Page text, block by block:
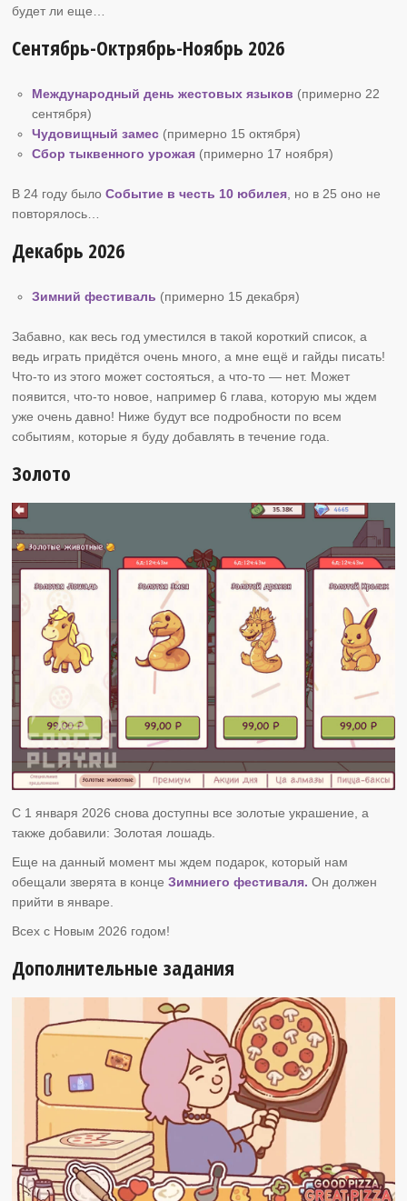
будет ли еще…
Сентябрь-Октрябрь-Ноябрь 2026
Международный день жестовых языков (примерно 22
сентября)
Чудовищный замес (примерно 15 октября)
Сбор тыквенного урожая (примерно 17 ноября)
В 24 году былоСобытие в честь 10 юбилея , но в 25 оно не
повторялось…
Декабрь 2026
Зимний фестиваль (примерно 15 декабря)
Забавно, как весь год уместился в такой короткий список, а
ведь играть придётся очень много, а мне ещё и гайды писать!
Что-то из этого может состояться, а что-то — нет. Может
появится, что-то новое, например 6 глава, которую мы ждем
уже очень давно! Ниже будут все подробности по всем
событиям, которые я буду добавлять в течение года.
Золото
С 1 января 2026 снова доступны все золотые украшение, а
также добавили: Золотая лошадь.
Еще на данный момент мы ждем подарок, который нам
обещали зверята в концеЗимниего фестиваля. Он должен
прийти в январе.
Всех с Новым 2026 годом!
Дополнительные задания